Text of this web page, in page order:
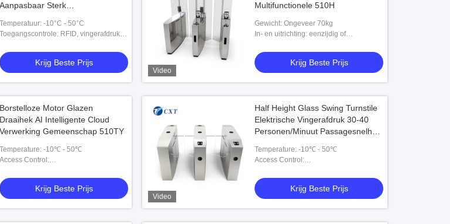
Aanpasbaar Sterk
Temperatuur: -10°C - 50°C
Toegangscontrole: RFID, vingerafdruk,
Krijg Beste Prijs
Video
Multifunctionele 510H
Gewicht: Ongeveer 70kg
In- en uitrichting: eenzijdig of
Krijg Beste Prijs
Borstelloze Motor Glazen
Draaihek AI Intelligente Cloud
Verwerking Gemeenschap 510TY
Temperature: -10℃ - 50℃
Access Control:
Krijg Beste Prijs
Video
Half Height Glass Swing Turnstile
Elektrische Vingerafdruk 30-40
Personen/Minuut Passagesnelheid
Temperature: -10℃ - 50℃
Access Control:
Krijg Beste Prijs